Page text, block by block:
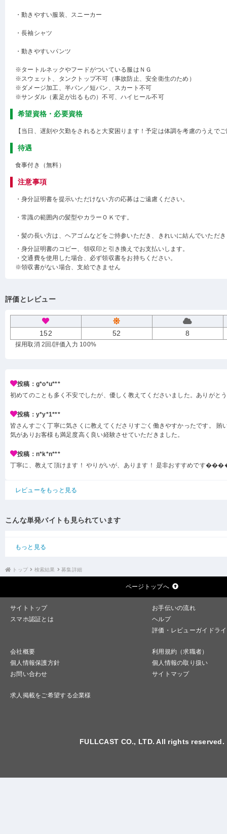
・動きやすい服装、スニーカー
・長袖シャツ
・動きやすいパンツ
※タートルネックやフードがついている服はＮＧ
※スウェット、タンクトップ不可（事故防止、安全衛生のため）
※ダメージ加工、半パン／短パン、スカート不可
※サンダル（素足が出るもの）不可、ハイヒール不可
希望資格・必要資格
【当日、遅刻や欠勤をされると大変困ります！予定は体調を考慮のうえで
待遇
食事付き（無料）
注意事項
・身分証明書を提示いただけない方の応募はご遠慮ください。
・常識の範囲内の髪型やカラーＯＫです。
・髪の長い方は、ヘアゴムなどをご持参いただき、きれいに結んでいただ
・身分証明書のコピー、領収印と引き換えでお支払いします。
・交通費を使用した場合、必ず領収書をお持ちください。
※領収書がない場合、支給できません
評価とレビュー
152 52 8
採用取消 2回 /評価入力 100%
投稿：g*o*u***
初めてのことも多く不安でしたが、優しく教えてくださいました。ありがと
投稿：y*y*1***
皆さんすごく丁寧に気さくに教えてくださりすごく働きやすかったです。 賄
気がありお客様も満足度高く良い経験させていただきました。
投稿：n*k*n***
丁寧に、教えて頂けます！ やりがいが、あります！ 是非おすすめです
レビューをもっと見る
こんな単発バイトも見られています
もっと見る
トップ 検索結果 募集詳細
ページトップへ
サイトトップ
お手伝いの流れ
スマホ認証とは
ヘルプ
評価・レビューガイドラ
会社概要
利用規約（求職者）
個人情報保護方針
個人情報の取り扱い
お問い合わせ
サイトマップ
求人掲載をご希望する企業様
FULLCAST CO., LTD. All rights reserved.